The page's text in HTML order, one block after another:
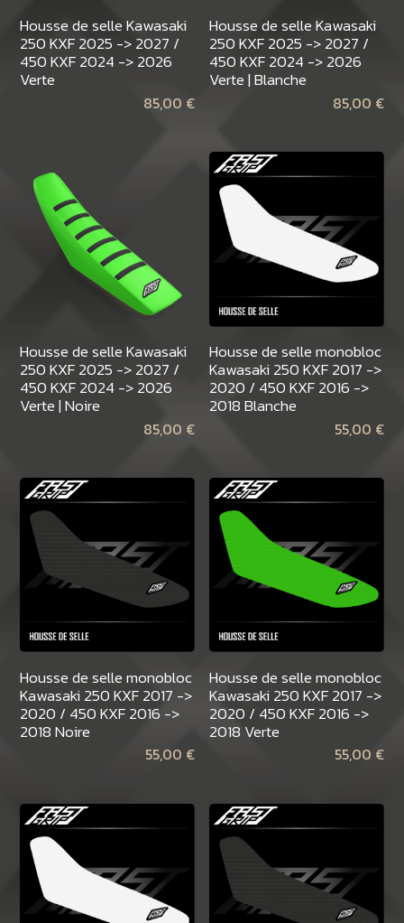
Housse de selle Kawasaki
250 KXF 2025 -> 2027 /
450 KXF 2024 -> 2026
Verte
85,00 €
Housse de selle Kawasaki
250 KXF 2025 -> 2027 /
450 KXF 2024 -> 2026
Verte | Blanche
85,00 €
Housse de selle Kawasaki
250 KXF 2025 -> 2027 /
450 KXF 2024 -> 2026
Verte | Noire
85,00 €
Housse de selle monobloc
Kawasaki 250 KXF 2017 ->
2020 / 450 KXF 2016 ->
2018 Blanche
55,00 €
Housse de selle monobloc
Kawasaki 250 KXF 2017 ->
2020 / 450 KXF 2016 ->
2018 Noire
55,00 €
Housse de selle monobloc
Kawasaki 250 KXF 2017 ->
2020 / 450 KXF 2016 ->
2018 Verte
55,00 €